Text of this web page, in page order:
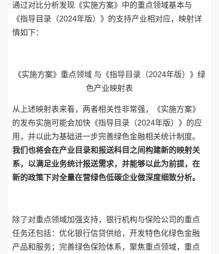
通过对比分析发现《实施方案》中的重点领域基本与
《指导目录（2024年版）》的支持产业相对应，映射详
情如下：
《实施方案》重点领域 与《指导目录（2024年版）》绿
色产业映射表
从上述映射表来看，两者相关性非常强，《实施方案》
的发布实施可能会加快《指导目录（2024年版）》的应
用，并以此为基础进一步完善绿色金融相关统计制度。
我们也将会在产业目录和报送科目之间构建新的映射关
系，以满足业务统计报送需求，并能够以此为前提，在
新的政策下对全量在营绿色低碳企业做深度细致分析。
除了对重点领域加强支持，银行机构与保险公司的重点
任务还包括：优化银行信贷供给，开发特色化绿色金融
产品和服务；完善绿色保险体系，聚焦重点领域，重点